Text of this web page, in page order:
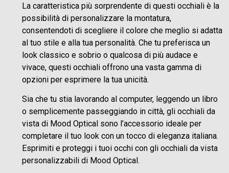
La caratteristica più sorprendente di questi occhiali è la
possibilità di personalizzare la montatura,
consentendoti di scegliere il colore che meglio si adatta
al tuo stile e alla tua personalità. Che tu preferisca un
look classico e sobrio o qualcosa di più audace e
vivace, questi occhiali offrono una vasta gamma di
opzioni per esprimere la tua unicità.
Sia che tu stia lavorando al computer, leggendo un libro
o semplicemente passeggiando in città, gli occhiali da
vista di Mood Optical sono l’accessorio ideale per
completare il tuo look con un tocco di eleganza italiana.
Esprimiti e proteggi i tuoi occhi con gli occhiali da vista
personalizzabili di Mood Optical.